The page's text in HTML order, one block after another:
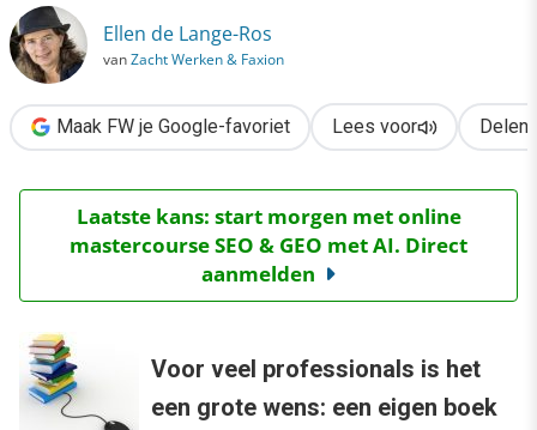
Auteur 2.0: hoe jij anno 2012 een boek uitgeeft
Ellen de Lange-Ros
vanZacht Werken & Faxion
Maak FW je Google-favoriet Lees voor Delen
Laatste kans: start morgen met online
mastercourse SEO & GEO met AI. Direct
aanmelden
Voor veel professionals is het
een grote wens: een eigen boek